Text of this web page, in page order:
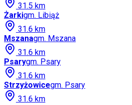
31.5 km
Żarkigm. Libiąż
31.6 km
Mszanagm. Mszana
31.6 km
Psarygm. Psary
31.6 km
Strzyżowicegm. Psary
31.6 km